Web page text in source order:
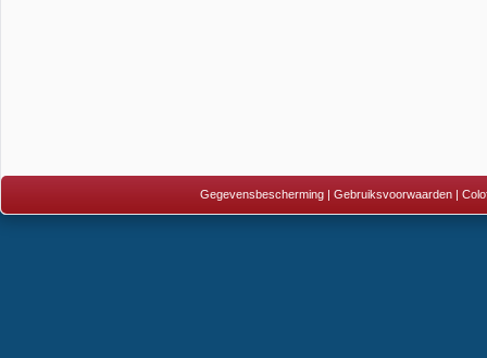
Gegevensbescherming| Gebruiksvoorwaarden|